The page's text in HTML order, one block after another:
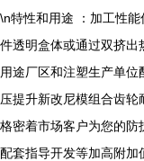
\n特性和用途 ：加工性
件透明盒体或通过双挤
用途厂区和注塑生产单
压提升新改尼模组合齿
格密着市场客户为您的防
配套指导开发等加高附